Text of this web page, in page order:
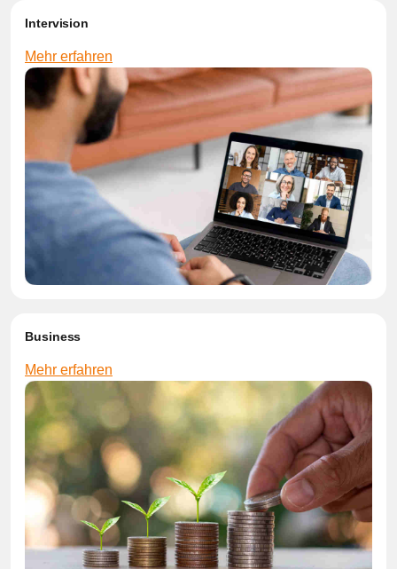
Intervision
Mehr erfahren
Business
Mehr erfahren